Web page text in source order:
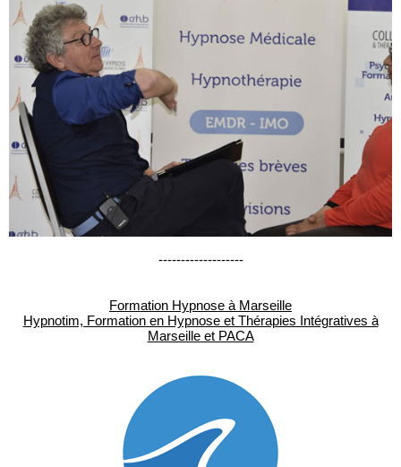
-------------------
Formation Hypnose à Marseille
Hypnotim, Formation en Hypnose et Thérapies Intégratives à
Marseille et PACA